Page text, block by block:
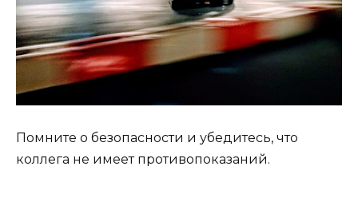
Помните о безопасности и убедитесь, что
коллега не имеет противопоказаний.